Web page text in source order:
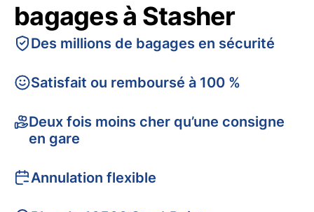
bagages à Stasher
Des millions de bagages en sécurité
Satisfait ou remboursé à 100 %
Deux fois moins cher qu’une consigne
en gare
Annulation flexible